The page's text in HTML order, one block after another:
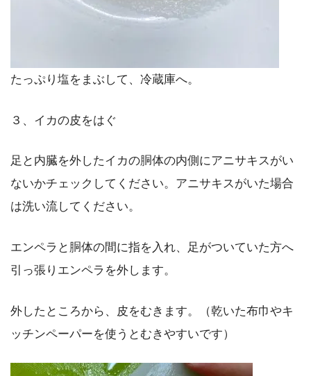
たっぷり塩をまぶして、冷蔵庫へ。
３、イカの皮をはぐ
足と内臓を外したイカの胴体の内側にアニサキスがい
ないかチェックしてください。アニサキスがいた場合
は洗い流してください。
エンペラと胴体の間に指を入れ、足がついていた方へ
引っ張りエンペラを外します。
外したところから、皮をむきます。（乾いた布巾やキ
ッチンペーパーを使うとむきやすいです）